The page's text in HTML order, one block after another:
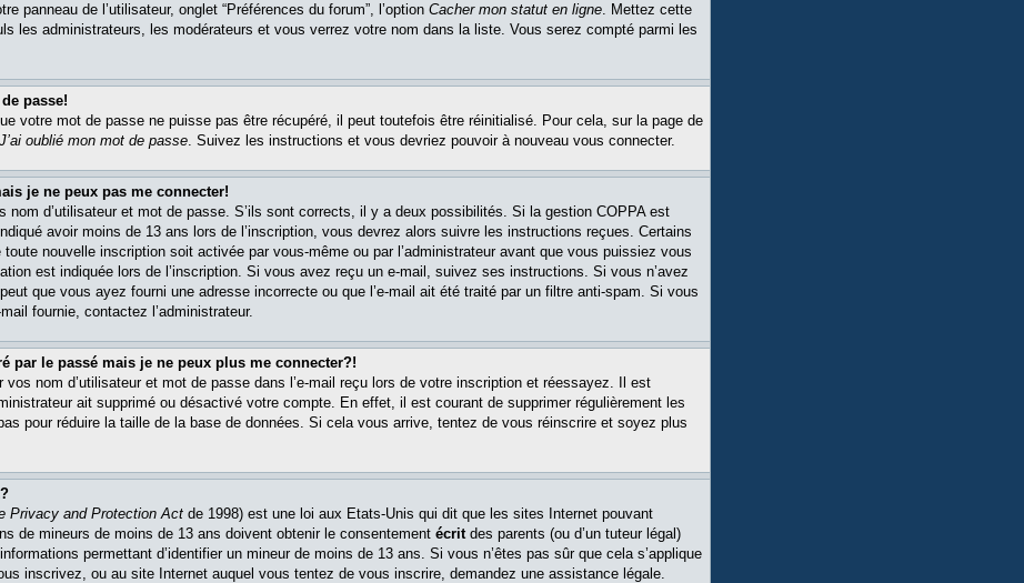
panneau de l’utilisateur, onglet “Préférences du forum”, l’option Cacher mon statut en ligne. Mettez cette
les administrateurs, les modérateurs et vous verrez votre nom dans la liste. Vous serez compté parmi les
passe!
votre mot de passe ne puisse pas être récupéré, il peut toutefois être réinitialisé. Pour cela, sur la page de
J’ai oublié mon mot de passe. Suivez les instructions et vous devriez pouvoir à nouveau vous connecter.
je ne peux pas me connecter!
nom d’utilisateur et mot de passe. S’ils sont corrects, il y a deux possibilités. Si la gestion COPPA est
avoir moins de 13 ans lors de l’inscription, vous devrez alors suivre les instructions reçues. Certains
nouvelle inscription soit activée par vous-même ou par l’administrateur avant que vous puissiez vous
est indiquée lors de l’inscription. Si vous avez reçu un e-mail, suivez ses instructions. Si vous n’avez
que vous ayez fourni une adresse incorrecte ou que l’e-mail ait été traité par un filtre anti-spam. Si vous
fournie, contactez l’administrateur.
par le passé mais je ne peux plus me connecter?!
vos nom d’utilisateur et mot de passe dans l’e-mail reçu lors de votre inscription et réessayez. Il est
ait supprimé ou désactivé votre compte. En effet, il est courant de supprimer régulièrement les
pour réduire la taille de la base de données. Si cela vous arrive, tentez de vous réinscrire et soyez plus
Privacy and Protection Act de 1998) est une loi aux Etats-Unis qui dit que les sites Internet pouvant
de mineurs de moins de 13 ans doivent obtenir le consentement écritdes parents (ou d’un tuteur légal)
permettant d’identifier un mineur de moins de 13 ans. Si vous n’êtes pas sûr que cela s’applique
inscrivez, ou au site Internet auquel vous tentez de vous inscrire, demandez une assistance légale.